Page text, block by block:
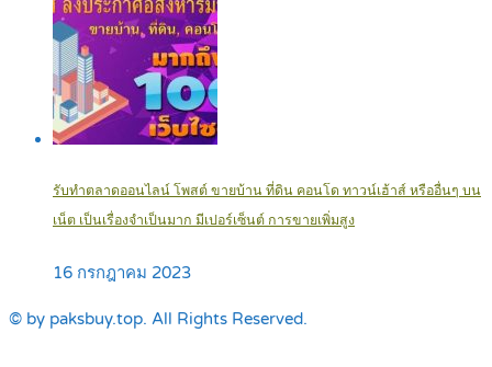
รับทำตลาดออนไลน์ โพสต์ ขายบ้าน ที่ดิน คอนโด ทาวน์เฮ้าส์ หรืออื่นๆ บน
เน็ต เป็นเรื่องจำเป็นมาก มีเปอร์เซ็นต์ การขายเพิ่มสูง
16 กรกฎาคม 2023
© by paksbuy.top. All Rights Reserved.